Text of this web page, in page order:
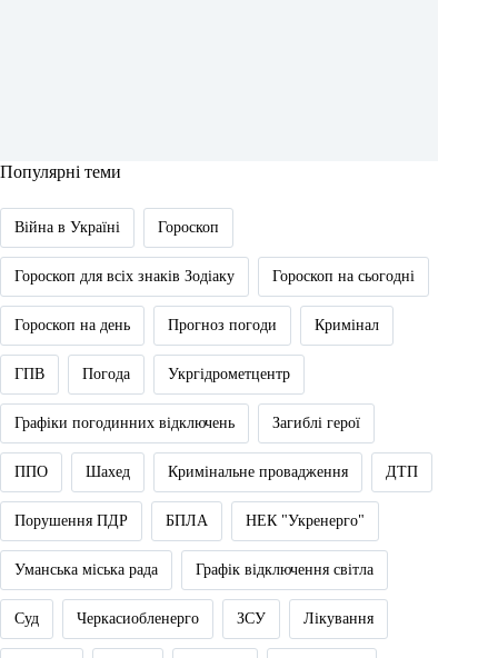
Популярні теми
Війна в Україні Гороскоп
Гороскоп для всіх знаків Зодіаку Гороскоп на сьогодні
Гороскоп на день Прогноз погоди Кримінал
ГПВ Погода Укргідрометцентр
Графіки погодинних відключень Загиблі герої
ППО Шахед Кримінальне провадження ДТП
Порушення ПДР БПЛА НЕК "Укренерго"
Уманська міська рада Графік відключення світла
Суд Черкасиобленерго ЗСУ Лікування